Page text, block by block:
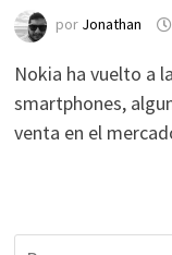
por Jonathan
Nokia ha vuelto a
smartphones,
venta en el